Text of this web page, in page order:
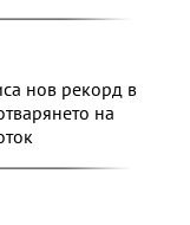
нов рекорд в
на